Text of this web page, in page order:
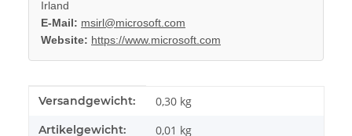
Irland
E-Mail: msirl@microsoft.com
Website: https://www.microsoft.com
Produkteigenschaft
Wert
Versandgewicht: 0,30 kg
Artikelgewicht: 0,01 kg